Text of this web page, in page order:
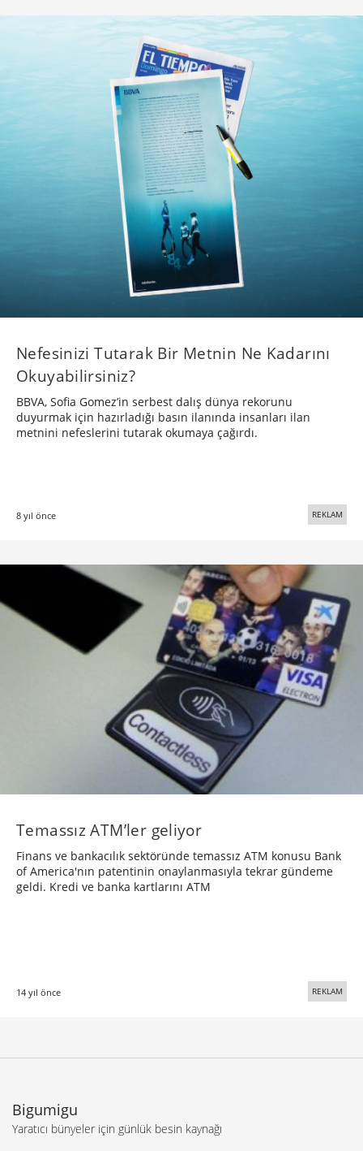
Nefesinizi Tutarak Bir Metnin Ne Kadarını
Okuyabilirsiniz?
BBVA, Sofia Gomez’in serbest dalış dünya rekorunu
duyurmak için hazırladığı basın ilanında insanları ilan
metnini nefeslerini tutarak okumaya çağırdı.
8 yıl önce REKLAM
Temassız ATM’ler geliyor
Finans ve bankacılık sektöründe temassız ATM konusu Bank
of America'nın patentinin onaylanmasıyla tekrar gündeme
geldi. Kredi ve banka kartlarını ATM
14 yıl önce REKLAM
Bigumigu
Yaratıcı bünyeler için günlük besin kaynağı